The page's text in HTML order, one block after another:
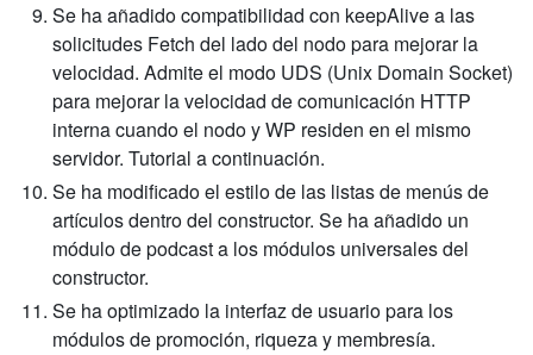
Se ha añadido compatibilidad con keepAlive a las
solicitudes Fetch del lado del nodo para mejorar la
velocidad. Admite el modo UDS (Unix Domain Socket)
para mejorar la velocidad de comunicación HTTP
interna cuando el nodo y WP residen en el mismo
servidor. Tutorial a continuación.
Se ha modificado el estilo de las listas de menús de
artículos dentro del constructor. Se ha añadido un
módulo de podcast a los módulos universales del
constructor.
Se ha optimizado la interfaz de usuario para los
módulos de promoción, riqueza y membresía.